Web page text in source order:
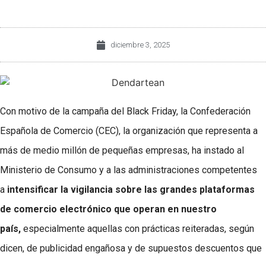
diciembre 3, 2025
Con motivo de la campaña del Black Friday, la Confederación
Española de Comercio (CEC), la organización que representa a
más de medio millón de pequeñas empresas, ha instado al
Ministerio de Consumo y a las administraciones competentes
a intensificar la vigilancia sobre las grandes plataformas
de comercio electrónico que operan en nuestro
país, especialmente aquellas con prácticas reiteradas, según
dicen, de publicidad engañosa y de supuestos descuentos que